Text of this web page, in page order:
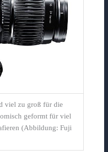
viel zu groß für die
geformt für viel
(Abbildung: Fuji